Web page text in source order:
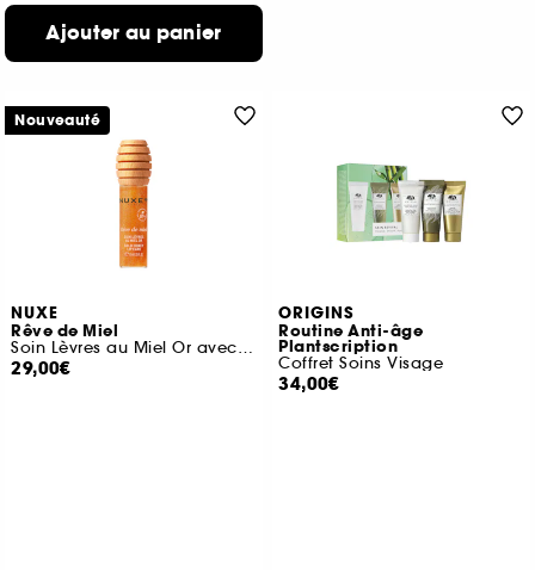
Ajouter au panier
NUXE
Rêve de Miel
Soin Lèvres au Miel Or avec étui & charms
29,00€
Nouveauté
ORIGINS
Routine Anti-âge
Plantscription
Coffret Soins Visage
34,00€